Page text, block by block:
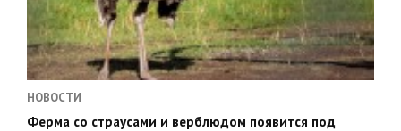
НОВОСТИ
Ферма со страусами и верблюдом появится под